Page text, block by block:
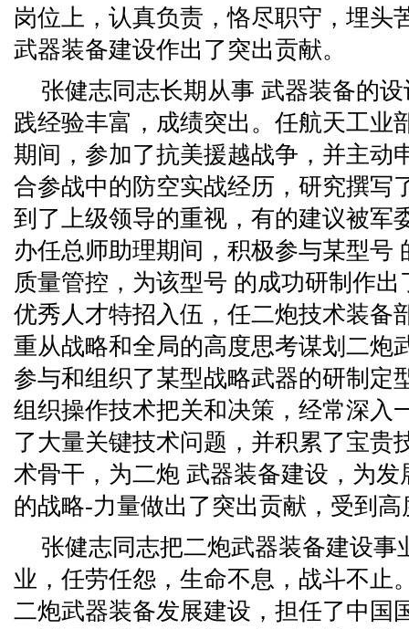
岗位上，认真负责，恪尽职守，埋头
武器装备建设作出了突出贡献。
张健志同志长期从事 武器装备的
践经验丰富，成绩突出。任航天工业
期间，参加了抗美援越战争，并主动
合参战中的防空实战经历，研究撰写
到了上级领导的重视，有的建议被军
办任总师助理期间，积极参与某型号
质量管控，为该型号 的成功研制作出
优秀人才特招入伍，任二炮技术装备
重从战略和全局的高度思考谋划二炮
参与和组织了某型战略武器的研制定
组织操作技术把关和决策，经常深入
了大量关键技术问题，并积累了宝贵
术骨干，为二炮 武器装备建设，为
的战略-力量做出了突出贡献，受到高
张健志同志把二炮武器装备建设事
业，任劳任怨，生命不息，战斗不止
二炮武器装备发展建设，担任了中国